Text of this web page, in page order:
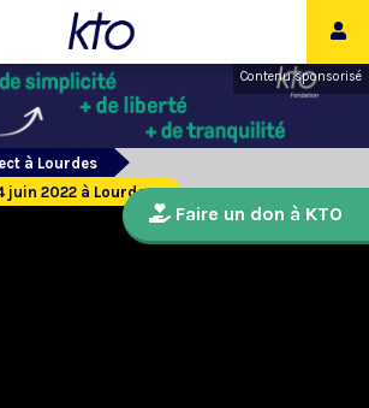
Contenu sponsorisé
à Lourdes
juin 2022 à Lourdes
Faire un don à KTO